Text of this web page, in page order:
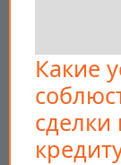
Какие